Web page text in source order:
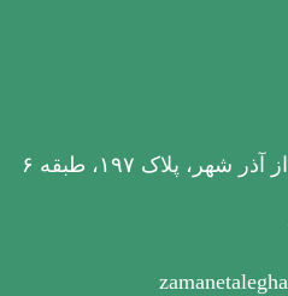
پلاک ۱۹۷، طبقه ۶